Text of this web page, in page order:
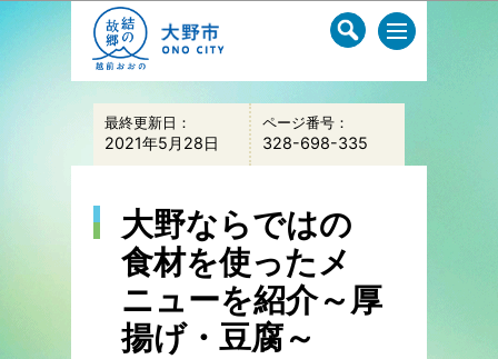
このページの本文へ移動
最終更新日：
2021年5月28日
ページ番号：
328-698-335
大野ならではの
食材を使ったメ
ニューを紹介～厚
揚げ・豆腐～